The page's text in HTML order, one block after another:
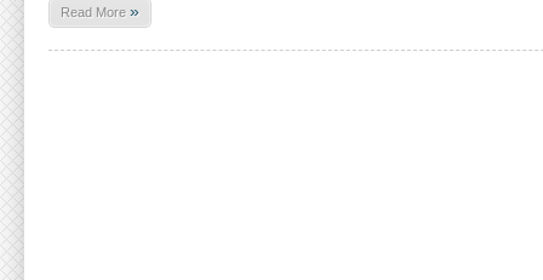
Read More »